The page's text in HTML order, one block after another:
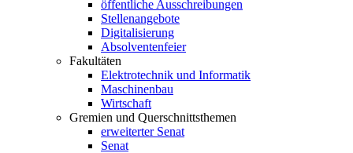
öffentliche Ausschreibungen
Stellenangebote
Digitalisierung
Absolventenfeier
Fakultäten
Elektrotechnik und Informatik
Maschinenbau
Wirtschaft
Gremien und Querschnittsthemen
erweiterter Senat
Senat